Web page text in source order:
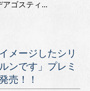
アゴスティ...
メージしたシリ
ンです」プレミ
売！！